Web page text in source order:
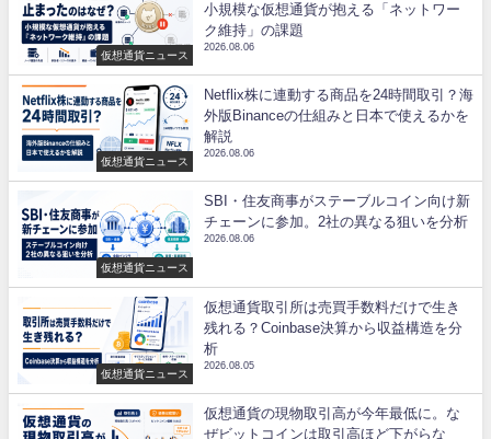
仮想通貨ニュース
小規模な仮想通貨が抱える「ネットワー
ク維持」の課題
2026.08.06
仮想通貨ニュース
Netflix株に連動する商品を24時間取引？海
外版Binanceの仕組みと日本で使えるかを
解説
2026.08.06
仮想通貨ニュース
SBI・住友商事がステーブルコイン向け新
チェーンに参加。2社の異なる狙いを分析
2026.08.06
仮想通貨ニュース
仮想通貨取引所は売買手数料だけで生き
残れる？Coinbase決算から収益構造を分
析
2026.08.05
仮想通貨の現物取引高が今年最低に。な
ぜビットコインは取引高ほど下がらな